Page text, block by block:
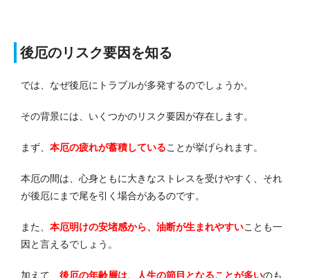
後厄のリスク要因を知る
では、なぜ後厄にトラブルが多発するのでしょうか。
その背景には、いくつかのリスク要因が存在します。
まず、 本厄の疲れが蓄積していることが挙げられます。
本厄の間は、心身ともに大きなストレスを受けやすく、それ
が後厄にまで尾を引く場合があるのです。
また、 本厄明けの安堵感から、油断が生まれやすいことも一
因と言えるでしょう。
加えて、 後厄の年齢層は、人生の節目となることが多いのも